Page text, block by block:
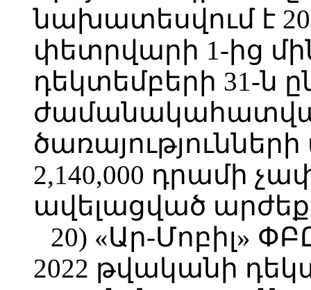
նախատեսվում է
փետրվարի 1-ից
դեկտեմբերի 31-ն
2,140,000 դրամի
ավելացված
20) «Ար-Մոբիլ»
2022 թվականի